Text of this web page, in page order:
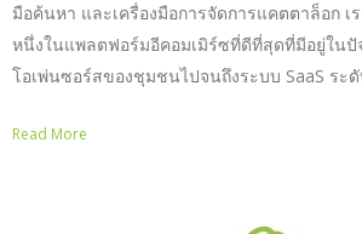
มือค้นหา และเครื่องมือการจัดการแคตตาล็อก เ
หนึ่งในแพลตฟอร์มอีคอมเมิร์ซที่ดีที่สุดที่มีอยู่ใน
โอเพ่นซอร์สของชุมชนไปจนถึงระบบ SaaS ระ
Read More